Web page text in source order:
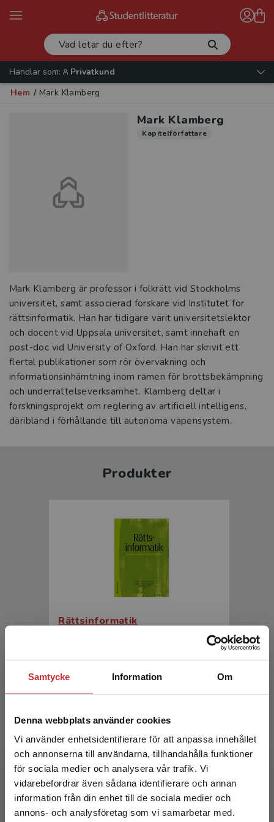
Samtycke Information Om
Denna webbplats använder cookies
Vi använder enhetsidentifierare för att anpassa innehållet
och annonserna till användarna, tillhandahålla funktioner
för sociala medier och analysera vår trafik. Vi
vidarebefordrar även sådana identifierare och annan
information från din enhet till de sociala medier och
annons- och analysföretag som vi samarbetar med.
Begränsad fraktregion
Handlar som:
Privatkund
Hem / Mark Klamberg
Mark Klamberg
Kapitelförfattare
Mark Klamberg är professor i folkrätt vid Stockholms
universitet, samt associerad forskare vid Institutet för
rättsinformatik. Han har tidigare varit universitetslektor
och docent vid Uppsala universitet, samt innehaft en
post-doc vid University of Oxford. Han har skrivit ett
flertal publikationer som rör övervakning och
informationsinhämtning inom ramen för brottsbekämpning
och underrättelseverksamhet. Klamberg deltar i
forskningsprojekt om reglering av artificiell intelligens,
däribland i förhållande till autonoma vapensystem.
Produkter
Rättsinformatik
Exkl. moms: 496 kr
Rättsinformatik